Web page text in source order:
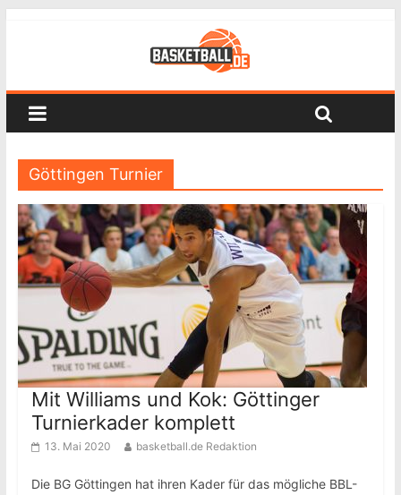
Göttingen Turnier
Mit Williams und Kok: Göttinger
Turnierkader komplett
13. Mai 2020 basketball.de Redaktion
Die BG Göttingen hat ihren Kader für das mögliche BBL-